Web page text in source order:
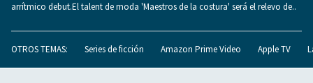
arrítmico debut.El talent de moda 'Maestros de la costura' será el relevo de..
OTROS TEMAS: Series de ficción Amazon Prime Video Apple TV